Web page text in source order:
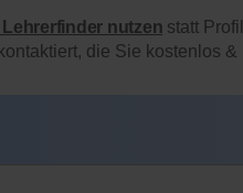
nutzen statt
die Sie kostenlos